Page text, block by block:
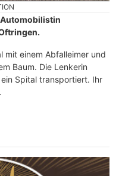
Automobilistin
mit einem Abfalleimer und
Baum. Die Lenkerin
Spital transportiert. Ihr